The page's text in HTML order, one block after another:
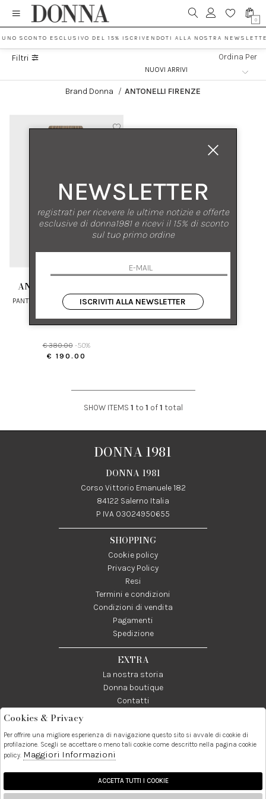
0
SCONTO ESCLUSIVO DEL 15% ISCRIVENDOTI ALLA NOSTRA
Filtri Ordina Per
Brand Donna / ANTONELLI FIRENZE
ANTONELLI FIRENZE
PANTALONI A RIGHE IN COTONE A
GAMBA AMPIA
42
€ 380.00 -50%
€ 190.00
SHOW ITEMS 1 to 1 of1 total
DONNA 1981
DONNA 1981
Corso Vittorio Emanuele 182
84122 Salerno Italia
P IVA 03024950655
SHOPPING
Cookie policy
Privacy Policy
Resi
Termini e condizioni
Condizioni di vendita
Pagamenti
Spedizione
EXTRA
La nostra storia
Donna boutique
Contatti
Telefono:
089237858
Whatsapp:
3338855601
Contatti:
info@donna1981.it
NEWSLETTER
registrati per ricevere le ultime notizie e offerte
esclusive di donna1981 e ricevi il 15% di sconto
sul tuo primo ordine
ISCRIVITI ALLA NEWSLETTER
Cookies & Privacy
Per offrire una migliore esperienza di navigazione questo sito si avvale di cookie di
profilazione. Scegli se accettare o meno tali cookie come descritto nella pagina cookie
policy. Maggiori Informazioni
ACCETTA TUTTI I COOKIE